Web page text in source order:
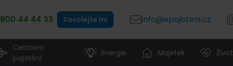
800 44 44 33 Zavolejte mi info@epojisteni.cz
Cestovní
pojištění
Energie Majetek Život